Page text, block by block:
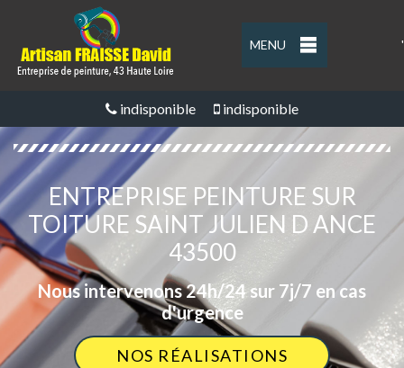
MENU '
indisponible indisponible
ENTREPRISE PEINTURE SUR
TOITURE SAINT JULIEN D ANCE
43500
Nous intervenons 24h/24 sur 7j/7 en cas
d'urgence
NOS RÉALISATIONS